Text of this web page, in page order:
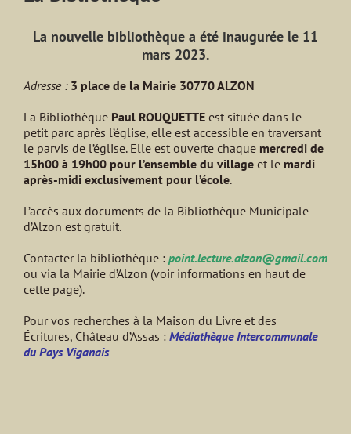
La nouvelle bibliothèque a été inaugurée le 11
mars 2023.
Adresse : 3 place de la Mairie 30770 ALZON
La Bibliothèque Paul ROUQUETTE est située dans le
petit parc après l’église, elle est accessible en traversant
le parvis de l’église. Elle est ouverte chaque mercredi de
15h00 à 19h00 pour l’ensemble du village et le mardi
après-midi exclusivement pour l’école.
L’accès aux documents de la Bibliothèque Municipale
d’Alzon est gratuit.
Contacter la bibliothèque : point.lecture.alzon@gmail.com
ou via la Mairie d’Alzon (voir informations en haut de
cette page).
Pour vos recherches à la Maison du Livre et des
Écritures, Château d’Assas : Médiathèque Intercommunale
du Pays Viganais